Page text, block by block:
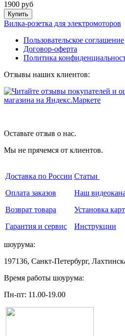
1900 руб
Купить
Вилка-розетка для электромоторов
Пользовательское соглашение
Договор-оферта
Политика
Отзывы наших клиентов:
Оставьте отзыв о нас.
Мы не прячемся от клиентов.
Доставка по России
Оплата заказов
Возврат товара
Гарантия и сервис
Статьи
Наш
Установка карт
Инструкции
шоурума:
197136, Санкт-Петербург,
Время работы шоурума:
Пн-пт: 11.00-19.00